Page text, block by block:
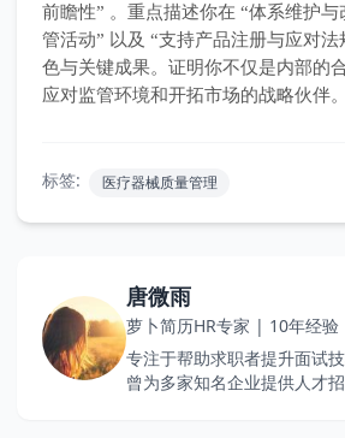
前瞻性” 。重点描述你在 “体系维护与
管活动” 以及 “支持产品注册与应对法
色与关键成果。证明你不仅是内部的
应对监管环境和开拓市场的战略伙伴。
标签: 医疗器械质量管理
唐微雨
萝卜简历HR专家 | 10年经验
专注于帮助求职者提升面试
曾为多家知名企业提供人才招